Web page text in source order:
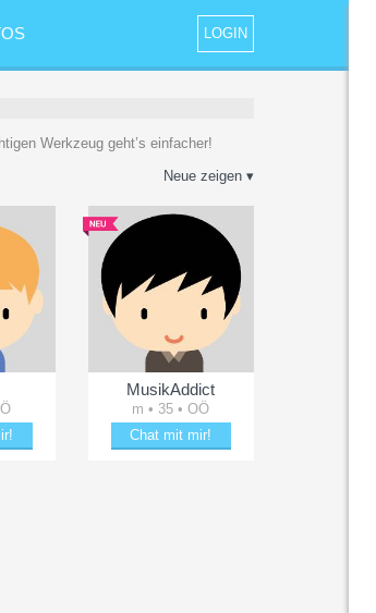
LOGIN
Werkzeug geht’s einfacher!
Neue zeigen ▾
MusikAddict
m • 35 • OÖ
Chat mit mir!